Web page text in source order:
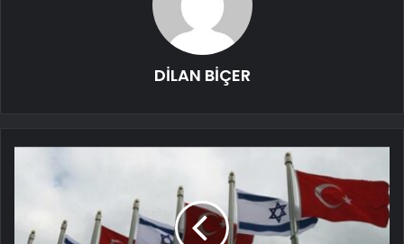
DİLAN BİÇER